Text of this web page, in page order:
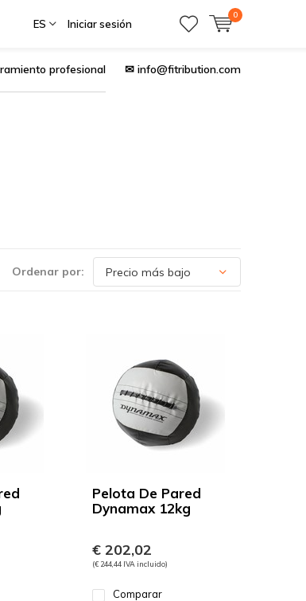
ES Iniciar sesión
0
profesional ✉ info@fitribution.com
Ordenar por:
Pelota De Pared
Dynamax 12kg
€ 202,02
(€ 244,44 IVA incluido)
Comparar